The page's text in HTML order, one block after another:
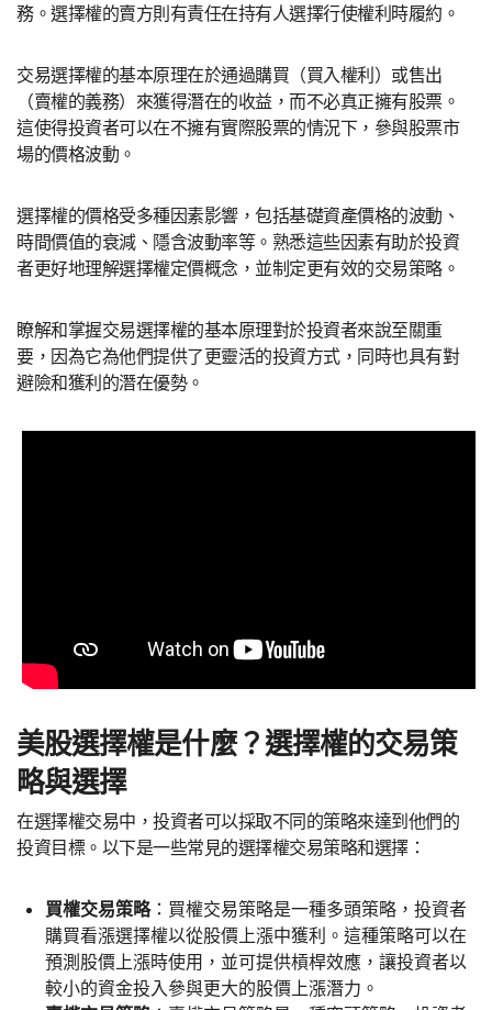
務。選擇權的賣方則有責任在持有人選擇行使權利時履約。
交易選擇權的基本原理在於通過購買（買入權利）或售出
（賣權的義務）來獲得潛在的收益，而不必真正擁有股票。
這使得投資者可以在不擁有實際股票的情況下，參與股票市
場的價格波動。
選擇權的價格受多種因素影響，包括基礎資產價格的波動、
時間價值的衰減、隱含波動率等。熟悉這些因素有助於投資
者更好地理解選擇權定價概念，並制定更有效的交易策略。
瞭解和掌握交易選擇權的基本原理對於投資者來說至關重
要，因為它為他們提供了更靈活的投資方式，同時也具有對
避險和獲利的潛在優勢。
美股選擇權是什麼？選擇權的交易策
略與選擇
在選擇權交易中，投資者可以採取不同的策略來達到他們的
投資目標。以下是一些常見的選擇權交易策略和選擇：
買權交易策略：買權交易策略是一種多頭策略，投資者
購買看漲選擇權以從股價上漲中獲利。這種策略可以在
預測股價上漲時使用，並可提供槓桿效應，讓投資者以
較小的資金投入參與更大的股價上漲潛力。